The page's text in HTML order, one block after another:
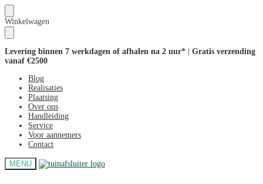
Skip
to
navigation
Skip
to
content
Winkelwagen
Levering binnen 7 werkdagen of afhalen na 2 uur*
Gratis verzending
vanaf €2500
Blog
Realisaties
Plaatsing
Over ons
Handleiding
Service
Voor aannemers
Contact
MENU